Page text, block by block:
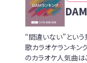
“間違いない”とい
歌カラオケランキン
のカラオケ人気曲は